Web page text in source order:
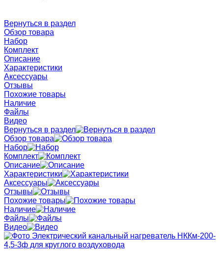
Вернуться в раздел
Обзор товара
Набор
Комплект
Описание
Характеристики
Аксессуары
Отзывы
Похожие товары
Наличие
Файлы
Видео
Вернуться в раздел
Обзор товара
Набор
Комплект
Описание
Характеристики
Аксессуары
Отзывы
Похожие товары
Наличие
Файлы
Видео